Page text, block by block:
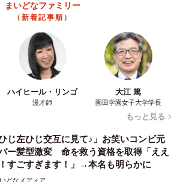
まいどなファミリー
（新着記事順）
ハイヒール・リンゴ
漫才師
大江 篤
園田学園女子大学学長
もっと見る
ひじ左ひじ交互に見て♪」お笑いコンビ元
ー髪型激変 命を救う資格を取得「ええ
すごすぎます！」→本名も明らかに
どなメディア